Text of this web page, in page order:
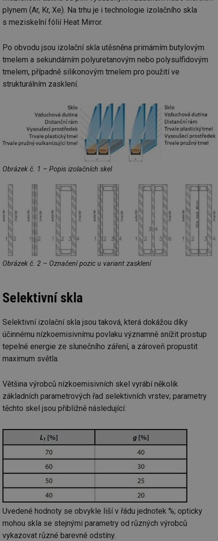
plynem (Ar, Kr, Xe). Na trhu je i technologie izolačního skla
s meziskelní fólií Heat Mirror.
Po obvodu jsou izolační skla utěsněna primárním butylovým
tmelem a sekundárním polyuretanovým nebo polysulfidovým
tmelem, případně silikonovým tmelem pro použití ve
strukturálním zasklení.
Obrázek č. 1 – Popis izolačních skel
Obrázek č. 2 – Označení pozic u variant zasklení
Selektivní skla
Selektivní izolační skla jsou taková, která dokážou díky
účinnému nízkoemisivnímu povlaku významně snížit prostup
tepelné energie ze slunečního záření, a zároveň propustit
maximum světla.
Většina výrobců nízkoemisivních skel vyrábí několik
základních parametrových řad selektivních vrstev; parametry
těchto skel jsou přibližně následující:
Uvedené hodnoty se obvykle liší v řádu jednotek %; opticky
mohou skla se stejnými parametry od různých výrobců
vykazovat různé barevné odstíny.